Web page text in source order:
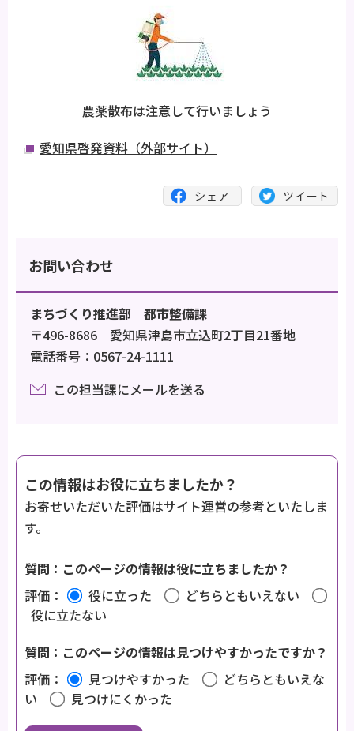
農薬散布は注意して行いましょう
愛知県啓発資料（外部サイト）
お問い合わせ
まちづくり推進部 都市整備課
〒496-8686 愛知県津島市立込町2丁目21番地
電話番号：0567-24-1111
この担当課にメールを送る
この情報はお役に立ちましたか？
お寄せいただいた評価はサイト運営の参考といたしま
す。
質問：このページの情報は役に立ちましたか？
評価：
役に立った
どちらともいえない
役に立たない
質問：このページの情報は見つけやすかったですか？
評価：
見つけやすかった
どちらともいえな
い
見つけにくかった